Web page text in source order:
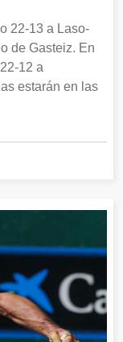
22-13 a Laso-
de Gasteiz. En
12 a
estarán en las